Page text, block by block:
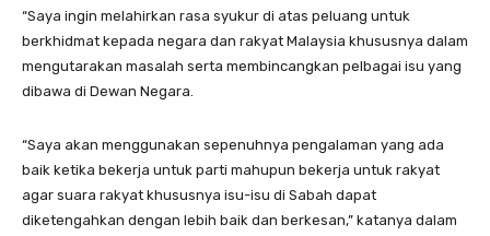
“Saya ingin melahirkan rasa syukur di atas peluang untuk
berkhidmat kepada negara dan rakyat Malaysia khususnya dalam
mengutarakan masalah serta membincangkan pelbagai isu yang
dibawa di Dewan Negara.
“Saya akan menggunakan sepenuhnya pengalaman yang ada
baik ketika bekerja untuk parti mahupun bekerja untuk rakyat
agar suara rakyat khususnya isu-isu di Sabah dapat
diketengahkan dengan lebih baik dan berkesan,” katanya dalam